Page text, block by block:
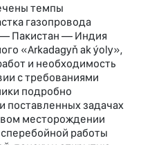
темпы
газопровода
Пакистан — Индия
«Arkadagyň ak ýoly»,
и необходимость
с требованиями
подробно
поставленных задачах
месторождении
работы